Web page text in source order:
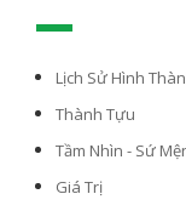
Lịch Sử Hình
Thành Tựu
Tầm Nhìn - Sứ
Giá Trị